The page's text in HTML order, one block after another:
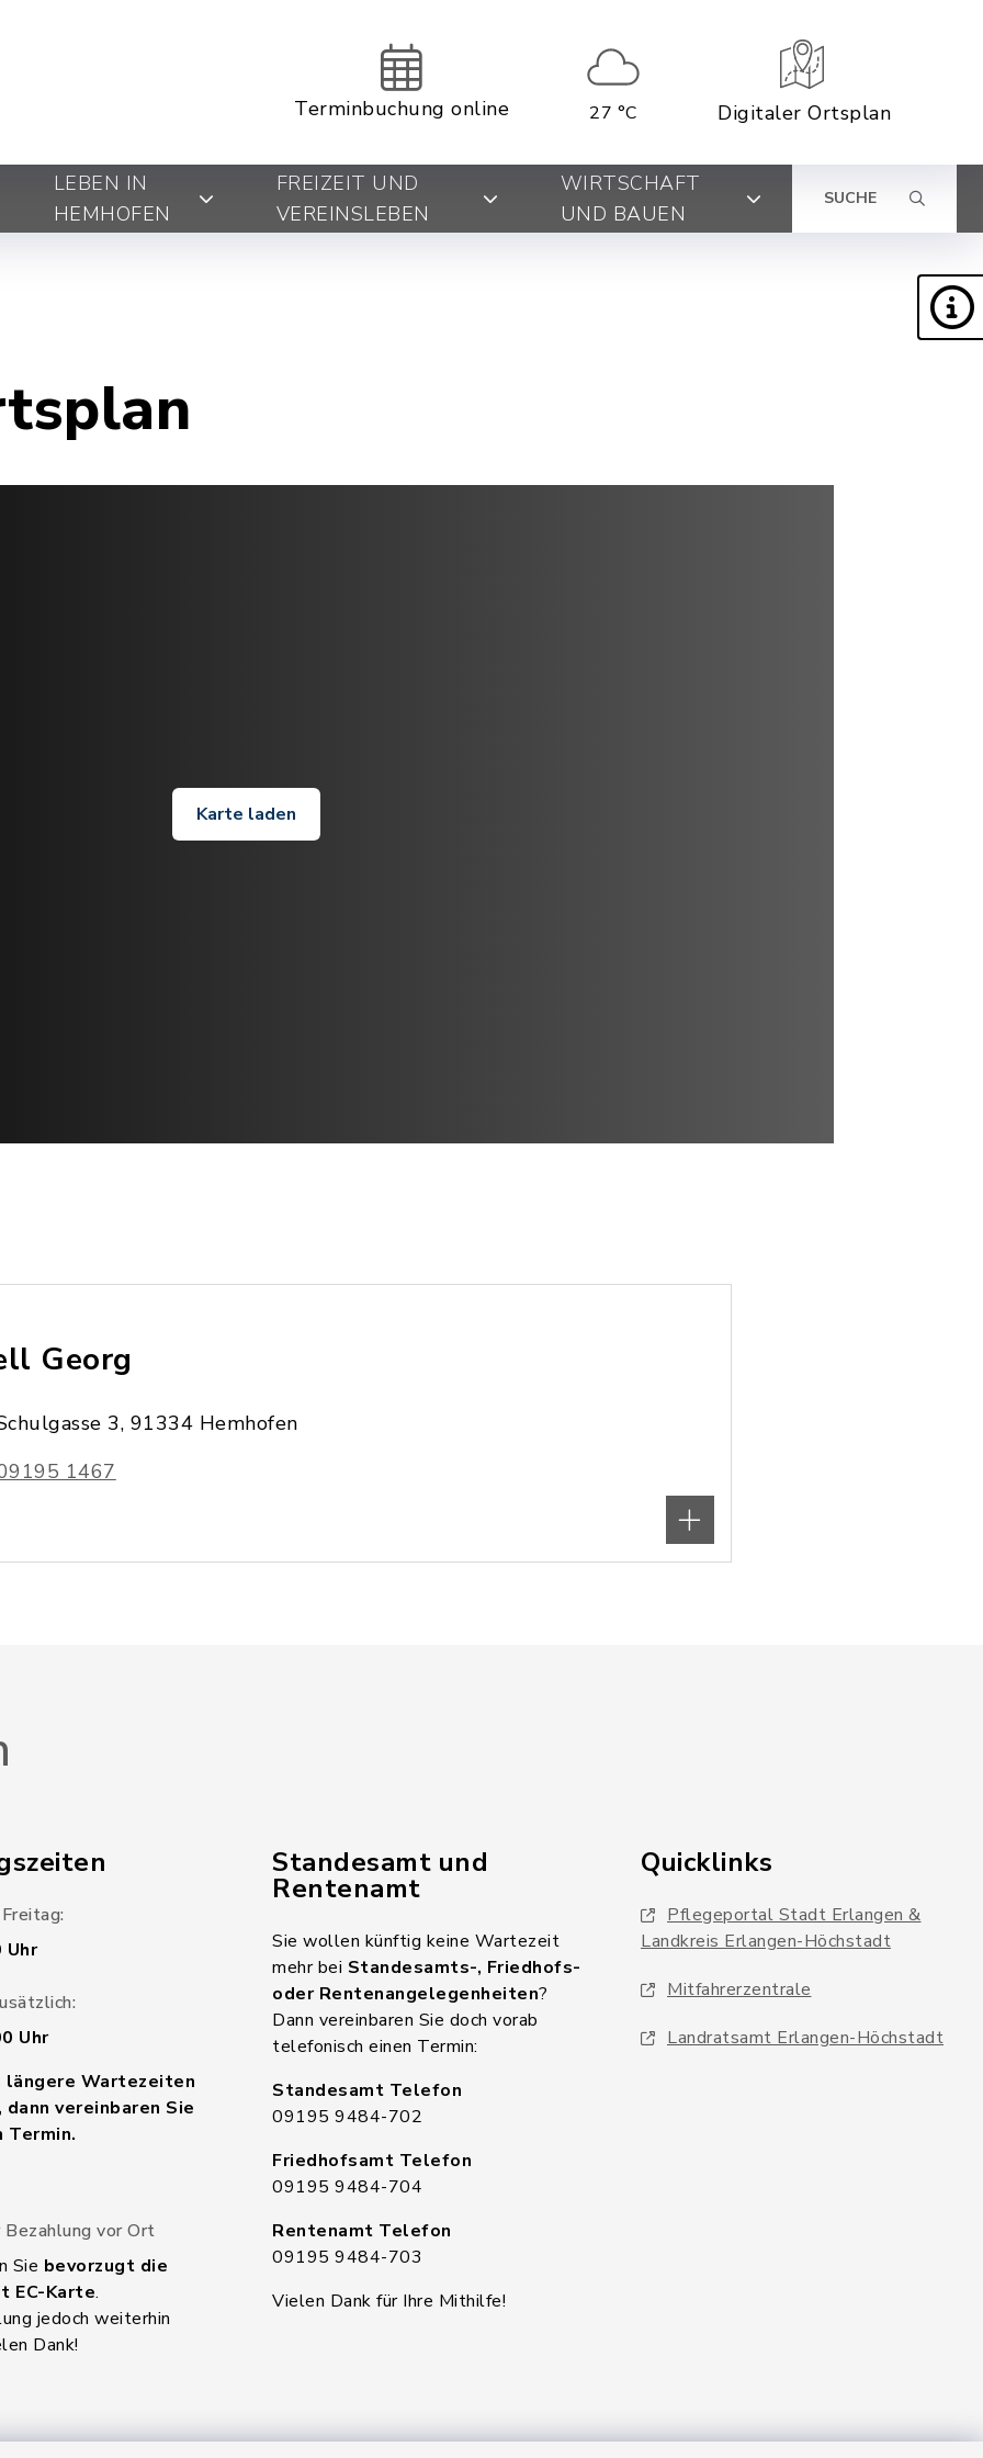
Terminbuchung online 27 °C Digitaler Ortsplan
LEBEN IN
HEMHOFEN
FREIZEIT UND
VEREINSLEBEN
WIRTSCHAFT
UND BAUEN
SUCHE
Karte laden
Georg
3, 91334 Hemhofen
1467
Uhr
Uhr
Wartezeiten
vereinbaren Sie
vor Ort
Sie bevorzugt die
EC-Karte.
jedoch weiterhin
Dank!
Standesamt und
Rentenamt
Sie wollen künftig keine Wartezeit
mehr bei Standesamts-, Friedhofs-
oder Rentenangelegenheiten?
Dann vereinbaren Sie doch vorab
telefonisch einen Termin:
Standesamt Telefon
09195 9484-702
Friedhofsamt Telefon
09195 9484-704
Rentenamt Telefon
09195 9484-703
Vielen Dank für Ihre Mithilfe!
Quicklinks
Pflegeportal Stadt Erlangen &
Landkreis Erlangen-Höchstadt
Mitfahrerzentrale
Landratsamt Erlangen-Höchstadt